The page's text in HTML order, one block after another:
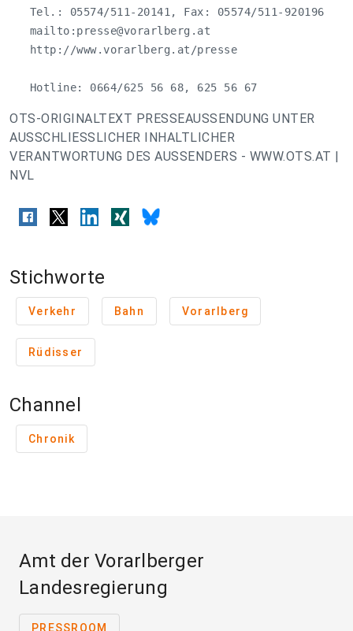
   Tel.: 05574/511-20141, Fax: 05574/511-920196
   mailto:
presse@vorarlberg.at
   http://www.vorarlberg.at/presse
   Hotline: 0664/625 56 68, 625 56 67
OTS-ORIGINALTEXT PRESSEAUSSENDUNG UNTER
AUSSCHLIESSLICHER INHALTLICHER
VERANTWORTUNG DES AUSSENDERS - WWW.OTS.AT |
NVL
Stichworte
Verkehr Bahn Vorarlberg
Rüdisser
Channel
Chronik
Amt der Vorarlberger
Landesregierung
PRESSROOM